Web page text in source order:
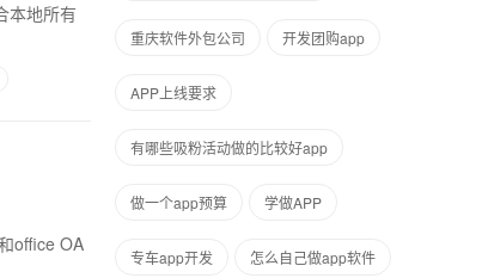
重庆软件外包公司 开发团购app
APP上线要求
有哪些吸粉活动做的比较好app
做一个app预算 学做APP
专车app开发 怎么自己做app软件